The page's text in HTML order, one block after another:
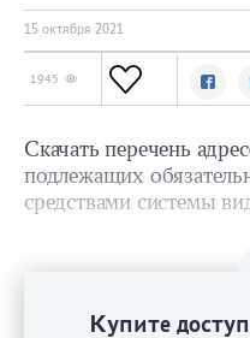
15 октября 2021
1945
Скачать перечень
подлежащих
средствами системы
Купите